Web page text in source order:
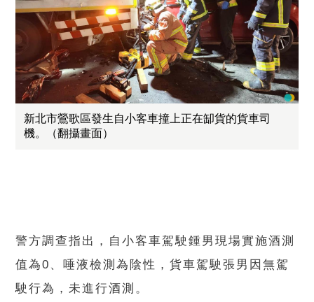
新北市鶯歌區發生自小客車撞上正在缷貨的貨車司
機。（翻攝畫面）
警方調查指出，自小客車駕駛鍾男現場實施酒測
值為0、唾液檢測為陰性，貨車駕駛張男因無駕
駛行為，未進行酒測。